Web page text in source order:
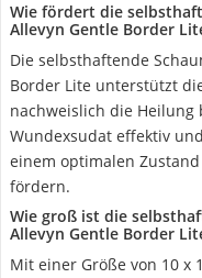
Wie fördert die
Allevyn Gentle Border
Die selbsthaftende
Border Lite unterstützt
nachweislich die
Wundexsudat effektiv
einem optimalen
fördern.
Wie groß ist die
Allevyn Gentle Border
Mit einer Größe von 10 x